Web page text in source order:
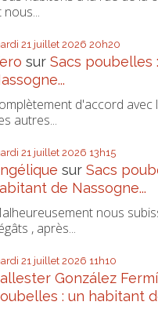
nous...
21 juillet 2026 20h20
surSacs poubelles
d'accord avec
autres...
21 juillet 2026 13h15
surSacs
de Nassogne...
nous
, après...
21 juillet 2026 11h10
González
: un habitant